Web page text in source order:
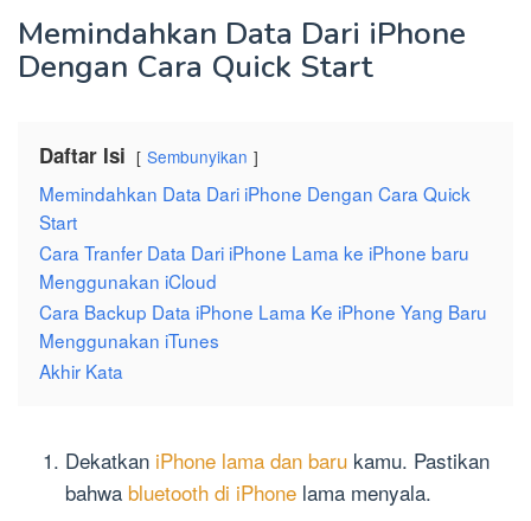
Memindahkan Data Dari iPhone
Dengan Cara Quick Start
Daftar Isi Sembunyikan
Memindahkan Data Dari iPhone Dengan Cara Quick
Start
Cara Tranfer Data Dari iPhone Lama ke iPhone baru
Menggunakan iCloud
Cara Backup Data iPhone Lama Ke iPhone Yang Baru
Menggunakan iTunes
Akhir Kata
Dekatkan iPhone lama dan baru kamu. Pastikan
bahwa bluetooth di iPhone lama menyala.